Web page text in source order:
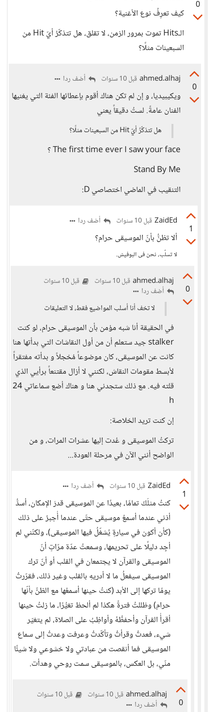
0
كيف تعرِفُ نوع الأغنية؟
الـHits تموت بمرور الزمن، لا تقلق، هل تتذكّرُ أيّ Hit من
السبعينات مثلًا؟
0
ahmed.alhaj قبل 10 سنوات أضف ردا
ويكيبيديا، و إن لم تكن هناك أقوم بإعطائها الفئة التي يغنيها
الفنان عامةً. لستُ دقيقاً يعني
هل تتذكّرُ أيّ Hit من السبعينات مثلًا؟
The first time ever I saw your face ؟
Stand By Me
التنقيب في الماضي اختصاصي D:
1
ZaidEd قبل 10 سنوات أضف ردا
ألا تظنُّ بأنّ الموسيقى حرام؟
لا تسلّب، نحن في البوفيش.
0
ahmed.alhaj قبل 10 سنوات قبل 10 سنوات
أضف ردا
لا تخف أنا أسلب المواضيع فقط، لا التعليقات
في الحقيقة أنا شبه مؤمن بأن الموسيقى حرام، لو كنت
stalker جيد ستعلم أن من أول النقاشات التي بدأتها هنا
كانت عن الموسيقى، كان موضوعاً مُخجلاً و بدأته مفتقراً
لأبسط مقومات النقاش، لكنني لا أزال مقتنعاً برأيي الذي
قلته فيه. مع ذلك ستجدني هنا و هناك أضع سماعاتي 24
h
إن كنت تريد الخلاصة:
تركتُ الموسيقى و عُدت إليها عشرات المرات، و من
الواضح أنني الآن في مرحلة العودة...
1
ZaidEd قبل 10 سنوات أضف ردا
كنتُ مثلَكَ تمامًا، بعيدًا عن الموسيقى قدرَ الإمكان، أسدُّ
أذني عندما أسمعُ موسيقى حتّى عندما أُجبرُ على ذلك
(كأن أكون في سيارةٍ يُشغّلُ فيها الموسيقى)، ولكنّني لم
أجِد دليلًا على تحريمها، وسمعتُ عدّة مرّاتٍ أنّ
الموسيقى والقرآن لا يجتمعان في القلب أو أنّ ترك
الموسيقى سيفعلُ ما لا أدريهِ بالقلب وغير ذلك، فقرّرتُ
يومًا تركها إلى الأبد (كنتُ حينها أسمعُها مع الظنِّ بأنّها
حرام) وظللتُ فترةً هكذا لم ألحظ تغيُّرًا، ما زلتُ حينها
أقرأُ القرآن وأحفظُهُ وأواظِبُ على الصلاة، لم يتغيّر
شيء، فعدتُ وقرأتُ وتأكّدتُ وعرفت وعدتُ إلى سماع
الموسيقى فما أنقصت من عبادتي ولا خشوعي ولا شيئًا
منّي، بل العكس، بالموسيقى سمت روحي وهدأت.
0
ahmed.alhaj قبل 10 سنوات قبل 10 سنوات
أضف ردا